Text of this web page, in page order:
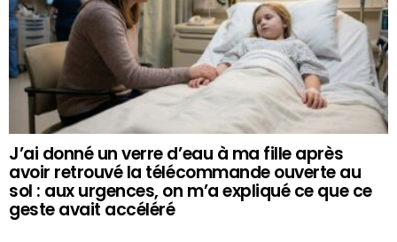
J’ai donné un verre d’eau à ma fille après
avoir retrouvé la télécommande ouverte au
sol : aux urgences, on m’a expliqué ce que ce
geste avait accéléré